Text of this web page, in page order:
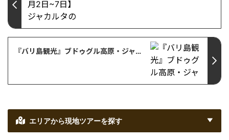
『バリ島観光』ブドゥグル高原・ジャティルイ・夕日の見えるタナロット寺院へ
エリアから現地ツアーを探す